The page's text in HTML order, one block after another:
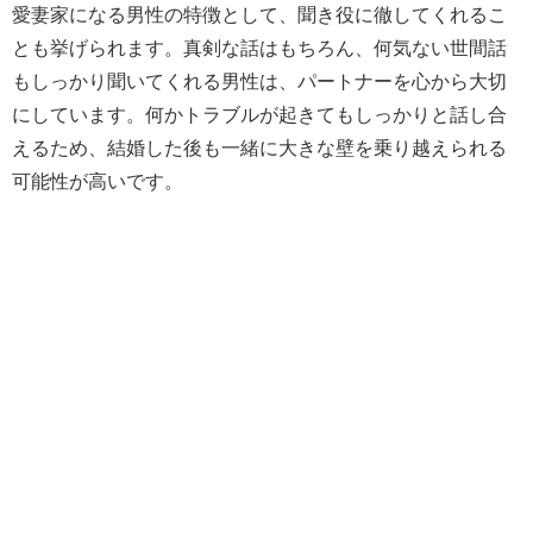
愛妻家になる男性の特徴として、聞き役に徹してくれるこ
とも挙げられます。真剣な話はもちろん、何気ない世間話
もしっかり聞いてくれる男性は、パートナーを心から大切
にしています。何かトラブルが起きてもしっかりと話し合
えるため、結婚した後も一緒に大きな壁を乗り越えられる
可能性が高いです。